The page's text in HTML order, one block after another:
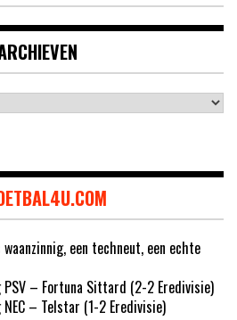
een techneut, een echte
PSV – Fortuna Sittard (2-2 Eredivisie)
NEC – Telstar (1-2 Eredivisie)